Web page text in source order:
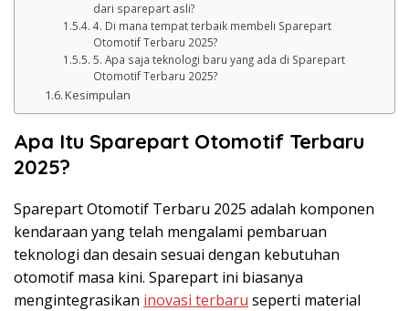
dari sparepart asli?
4. Di mana tempat terbaik membeli Sparepart
Otomotif Terbaru 2025?
5. Apa saja teknologi baru yang ada di Sparepart
Otomotif Terbaru 2025?
Kesimpulan
Apa Itu Sparepart Otomotif Terbaru
2025?
Sparepart Otomotif Terbaru 2025 adalah komponen
kendaraan yang telah mengalami pembaruan
teknologi dan desain sesuai dengan kebutuhan
otomotif masa kini. Sparepart ini biasanya
mengintegrasikan inovasi terbaru seperti material